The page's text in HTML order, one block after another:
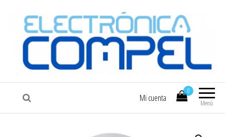
COMPEL Electrónica COMPEL
Menú
0
Mi cuenta